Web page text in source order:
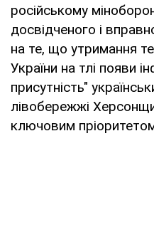
російському
досвідченого і
на те, що утримання
України на тлі появи
присутність"
лівобережжі
ключовим